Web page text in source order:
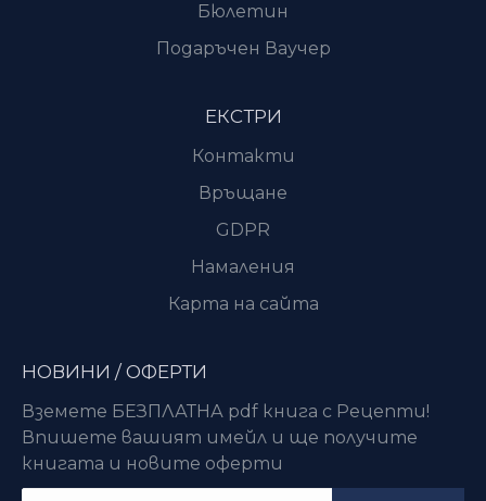
Бюлетин
Подаръчен Ваучер
ЕКСТРИ
Контакти
Връщане
GDPR
Намаления
Карта на сайта
НОВИНИ / ОФЕРТИ
Вземете БЕЗПЛАТНА pdf книга с Рецепти!
Впишете вашият имейл и ще получите
книгата и новите оферти